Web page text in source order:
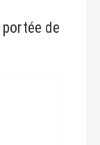
portée de